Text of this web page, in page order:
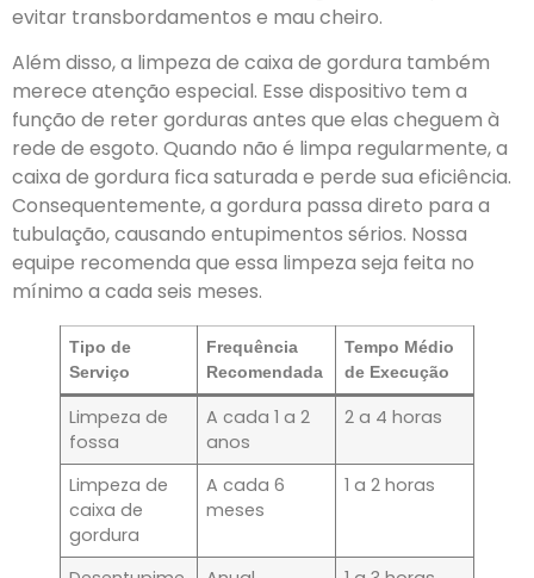
evitar transbordamentos e mau cheiro.
Além disso, a limpeza de caixa de gordura também
merece atenção especial. Esse dispositivo tem a
função de reter gorduras antes que elas cheguem à
rede de esgoto. Quando não é limpa regularmente, a
caixa de gordura fica saturada e perde sua eficiência.
Consequentemente, a gordura passa direto para a
tubulação, causando entupimentos sérios. Nossa
equipe recomenda que essa limpeza seja feita no
mínimo a cada seis meses.
Tipo de
Serviço
Frequência
Recomendada
Tempo Médio
de Execução
Limpeza de
fossa
A cada 1 a 2
anos
2 a 4 horas
Limpeza de
caixa de
gordura
A cada 6
meses
1 a 2 horas